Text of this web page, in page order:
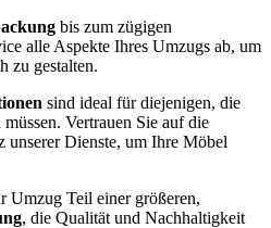
bis zum zügigen
alle Aspekte Ihres Umzugs ab, um
zu gestalten.
sind ideal für diejenigen, die
Vertrauen Sie auf die
Dienste, um Ihre Möbel
Umzug Teil einer größeren,
, die Qualität und Nachhaltigkeit